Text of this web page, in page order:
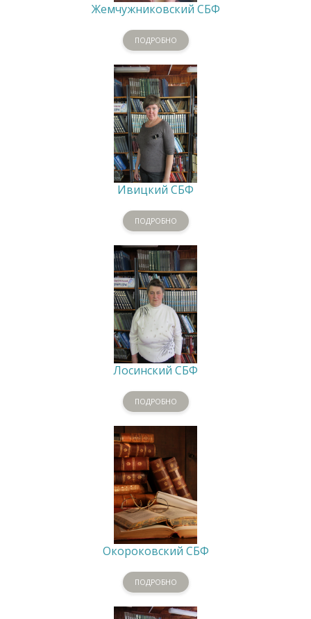
Жемчужниковский СБФ
ПОДРОБНО
Ивицкий СБФ
ПОДРОБНО
Лосинский СБФ
ПОДРОБНО
Окороковский СБФ
ПОДРОБНО